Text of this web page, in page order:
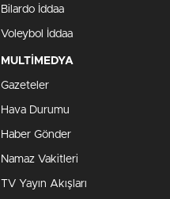
Bilardo İddaa
Voleybol İddaa
MULTİMEDYA
Gazeteler
Hava Durumu
Haber Gönder
Namaz Vakitleri
TV Yayın Akışları